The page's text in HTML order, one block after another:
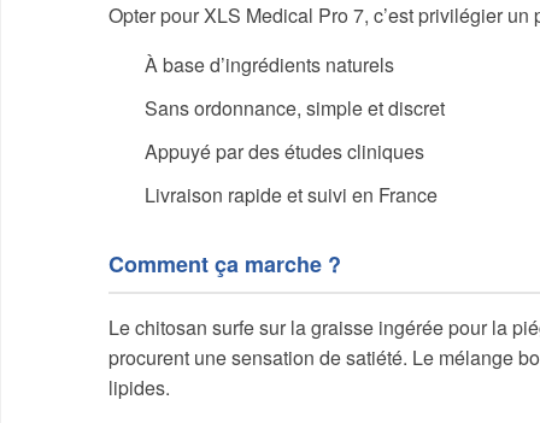
Opter pour XLS Medical Pro 7, c’est privilégier un
À base d’ingrédients naturels
Sans ordonnance, simple et discret
Appuyé par des études cliniques
Livraison rapide et suivi en France
Comment ça marche ?
Le chitosan surfe sur la graisse ingérée pour la
procurent une sensation de satiété. Le mélange
lipides.